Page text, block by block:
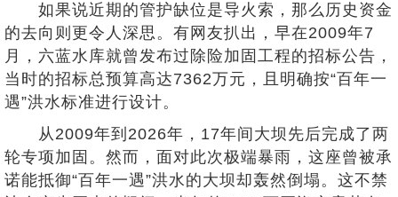
如果说近期的管护缺位是导火索，那么历史资金
的去向则更令人深思。有网友扒出，早在2009年7
月，六蓝水库就曾发布过除险加固工程的招标公告，
当时的招标总预算高达7362万元，且明确按“百年一
遇”洪水标准进行设计。
从2009年到2026年，17年间大坝先后完成了两
轮专项加固。然而，面对此次极端暴雨，这座曾被承
诺能抵御“百年一遇”洪水的大坝却轰然倒塌。这不禁